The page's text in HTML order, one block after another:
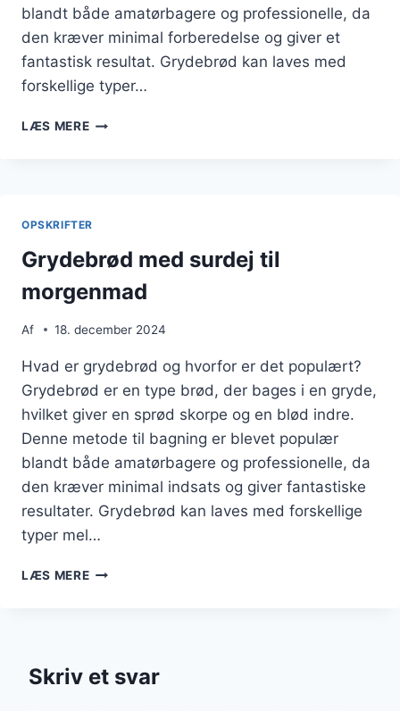
blandt både amatørbagere og professionelle, da
den kræver minimal forberedelse og giver et
fantastisk resultat. Grydebrød kan laves med
forskellige typer…
LÆS MEREGRYDEBRØD
OPSKRIFTER
Grydebrød med surdej til
morgenmad
Af 18. december 2024
Hvad er grydebrød og hvorfor er det populært?
Grydebrød er en type brød, der bages i en gryde,
hvilket giver en sprød skorpe og en blød indre.
Denne metode til bagning er blevet populær
blandt både amatørbagere og professionelle, da
den kræver minimal indsats og giver fantastiske
resultater. Grydebrød kan laves med forskellige
typer mel…
LÆS MEREGRYDEBRØD
Skriv et svar